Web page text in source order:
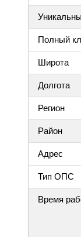
Полный
Широта
Долгота
Регион
Район
Адрес
Тип ОПС
Время